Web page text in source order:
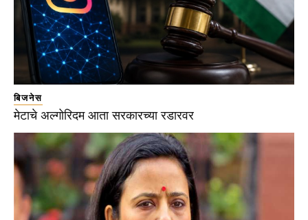
बिजनेस
मेटाचे अल्गोरिदम आता सरकारच्या रडारवर